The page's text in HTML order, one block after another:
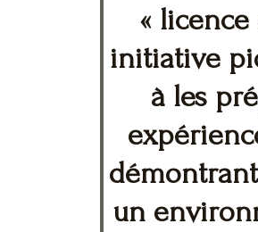
«
initiative
à les
un